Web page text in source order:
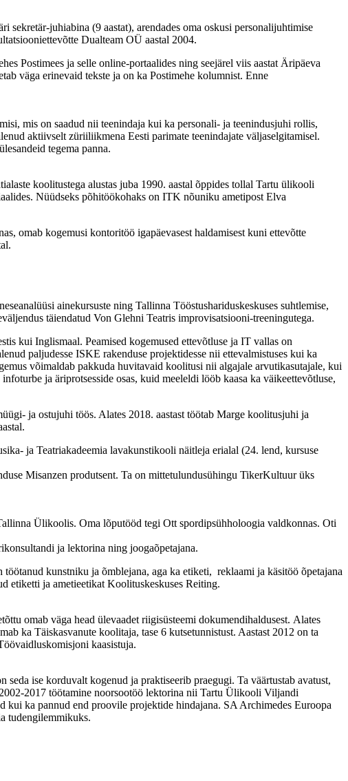
juhiabina (9 aastat), arendades oma oskusi personalijuhtimise
Dualteam OÜ aastal 2004.
Postimees ja selle online-portaalides ning seejärel viis aastat Äripäeva
väga erinevaid tekste ja on ka Postimehe kolumnist. Enne
mis on saadud nii teenindaja kui ka personali- ja teenindusjuhi rollis,
aktiivselt züriiliikmena Eesti parimate teenindajate väljaselgitamisel.
tegema panna.
koolitustega alustas juba 1990. aastal õppides tollal Tartu ülikooli
Nüüdseks põhitöökohaks on ITK nõuniku ametipost Elva
omab kogemusi kontoritöö igapäevasest haldamisest kuni ettevõtte
ainekursuste ning Tallinna Tööstushariduskeskuses suhtlemise,
täiendatud Von Glehni Teatris improvisatsiooni-treeningutega.
kui Inglismaal. Peamised kogemused ettevõtluse ja IT vallas on
paljudesse ISKE rakenduse projektidesse nii ettevalmistuses kui ka
võimaldab pakkuda huvitavaid koolitusi nii algajale arvutikasutajale, kui
ja äriprotsesside osas, kuid meeleldi lööb kaasa ka väikeettevõtluse,
ja ostujuhi töös. Alates 2018. aastast töötab Marge koolitusjuhi ja
ja Teatriakadeemia lavakunstikooli näitleja erialal (24. lend, kursuse
Misanzen produtsent. Ta on mittetulundusühingu TikerKultuur üks
Ülikoolis. Oma lõputööd tegi Ott spordipsühholoogia valdkonnas. Oti
ja lektorina ning joogaõpetajana.
kunstniku ja õmblejana, aga ka etiketi, reklaami ja käsitöö õpetajana
etiketti ja ametieetikat Koolituskeskuses Reiting.
omab väga head ülevaadet riigisüsteemi dokumendihaldusest. Alates
ka Täiskasvanute koolitaja, tase 6 kutsetunnistust. Aastast 2012 on ta
kaasistuja.
ise korduvalt kogenud ja praktiseerib praegugi. Ta väärtustab avatust,
2017 töötamine noorsootöö lektorina nii Tartu Ülikooli Viljandi
ka pannud end proovile projektide hindajana. SA Archimedes Euroopa
tudengilemmikuks.